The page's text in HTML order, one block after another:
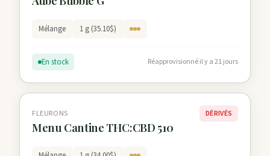
Mélange 1 g (35.10$)
En stock Réapprovisionné il y a 21 jours
FLEURONS
Menu Cantine THC:CBD 510
DÉRIVÉS